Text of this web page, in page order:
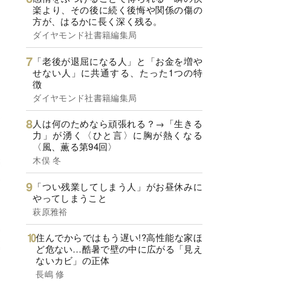
楽より、その後に続く後悔や関係の傷の
方が、はるかに長く深く残る。
ダイヤモンド社書籍編集局
「老後が退屈になる人」と「お金を増や
せない人」に共通する、たった1つの特
徴
ダイヤモンド社書籍編集局
人は何のためなら頑張れる？→「生きる
力」が湧く〈ひと言〉に胸が熱くなる
〈風、薫る第94回〉
木俣 冬
「つい残業してしまう人」がお昼休みに
やってしまうこと
萩原雅裕
住んでからではもう遅い!?高性能な家ほ
ど危ない…酷暑で壁の中に広がる「見え
ないカビ」の正体
長嶋 修